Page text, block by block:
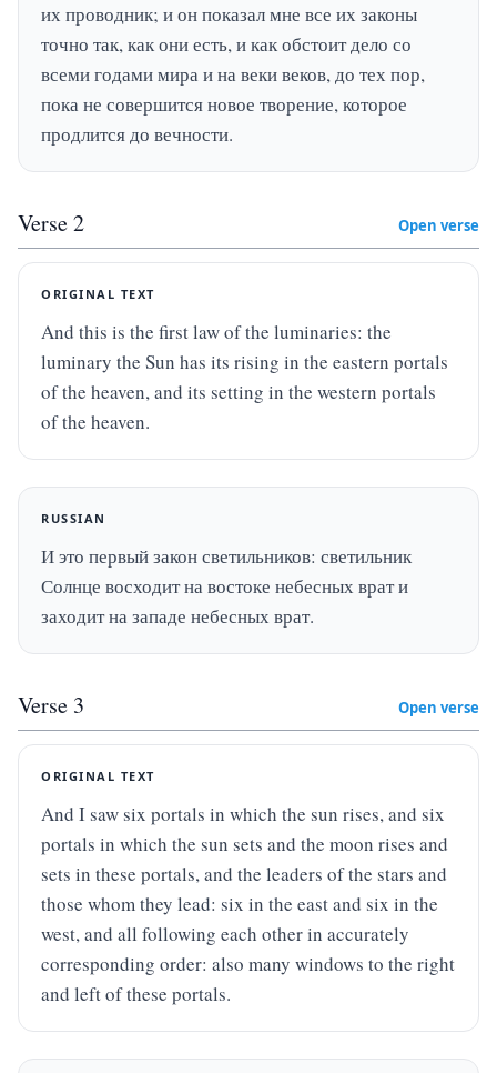
их проводник; и он показал мне все их законы
точно так, как они есть, и как обстоит дело со
всеми годами мира и на веки веков, до тех пор,
пока не совершится новое творение, которое
продлится до вечности.
Verse2 Open verse
ORIGINAL TEXT
And this is the first law of the luminaries: the
luminary the Sun has its rising in the eastern portals
of the heaven, and its setting in the western portals
of the heaven.
RUSSIAN
И это первый закон светильников: светильник
Солнце восходит на востоке небесных врат и
заходит на западе небесных врат.
Verse 3 Open verse
ORIGINAL TEXT
And I saw six portals in which the sun rises, and six
portals in which the sun sets and the moon rises and
sets in these portals, and the leaders of the stars and
those whom they lead: six in the east and six in the
west, and all following each other in accurately
corresponding order: also many windows to the right
and left of these portals.